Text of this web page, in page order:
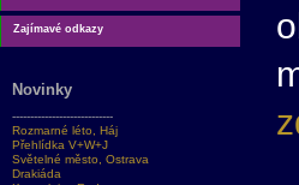
Zajímavé odkazy
Novinky
----------------------------
Rozmarné léto, Háj
Přehlídka V+W+J
Světelné město, Ostrava
Drakiáda